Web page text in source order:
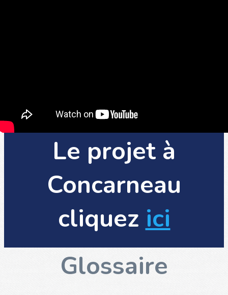
Le projet à
Concarneau
cliquez ici
Glossaire